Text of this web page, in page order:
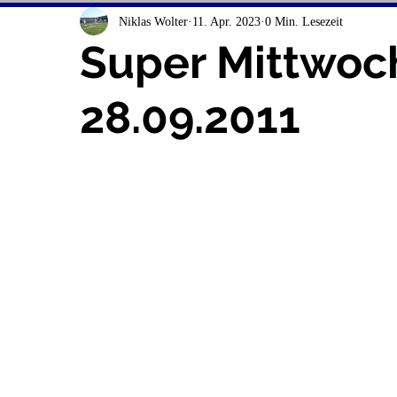
Super
28.09.2011
Niklas Wolter 11. Apr. 2023 0 Min. Lesezeit